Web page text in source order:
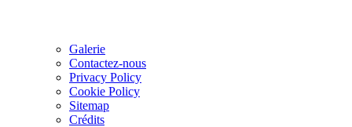
Galerie
Contactez-nous
Privacy Policy
Cookie Policy
Sitemap
Crédits